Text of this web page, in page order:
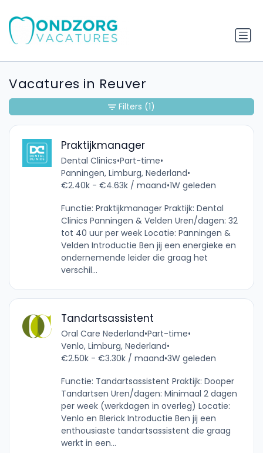
Vacatures in Reuver
Praktijkmanager
Dental Clinics•Part-time•
Panningen, Limburg, Nederland•
€2.40k - €4.63k / maand•1W geleden
Functie: Praktijkmanager Praktijk: Dental
Clinics Panningen & Velden Uren/dagen: 32
tot 40 uur per week Locatie: Panningen &
Velden Introductie Ben jij een energieke en
ondernemende leider die graag het
verschil...
Tandartsassistent
Oral Care Nederland•Part-time•
Venlo, Limburg, Nederland•
€2.50k - €3.30k / maand•3W geleden
Functie: Tandartsassistent Praktijk: Dooper
Tandartsen Uren/dagen: Minimaal 2 dagen
per week (werkdagen in overleg) Locatie:
Venlo en Blerick Introductie Ben jij een
enthousiaste tandartsassistent die graag
werkt in een...
Filters (1)